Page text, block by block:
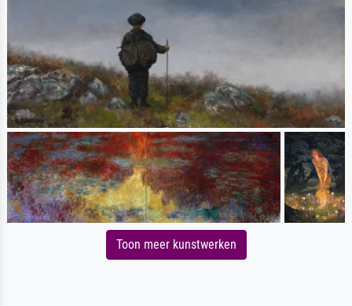
Toon meer kunstwerken